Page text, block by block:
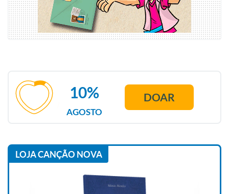
AGOSTO
10% DOAR
LOJA CANÇÃO NOVA